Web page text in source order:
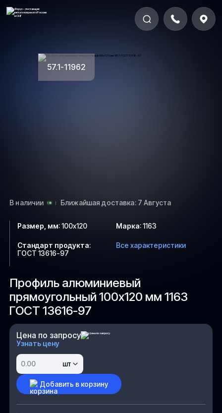
57.1-11962
В наличии Ближайшая доставка: 7 Августа
Профиль алюминиевый
прямоугольный 100х120 мм 1163
ГОСТ 13616-97
Цена по запросу
Узнать цену
шт
Добавить в корзину
Размер, мм:100х120 Марка:1163
Стандарт продукта:
ГОСТ 13616-97
Все характеристики